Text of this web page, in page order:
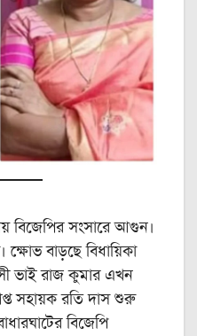
সংসারে আগুন।
বাড়ছে বিধায়িকা
ভাই রাজ কুমার এখন
সহায়ক রতি দাস শুরু
বিজেপি